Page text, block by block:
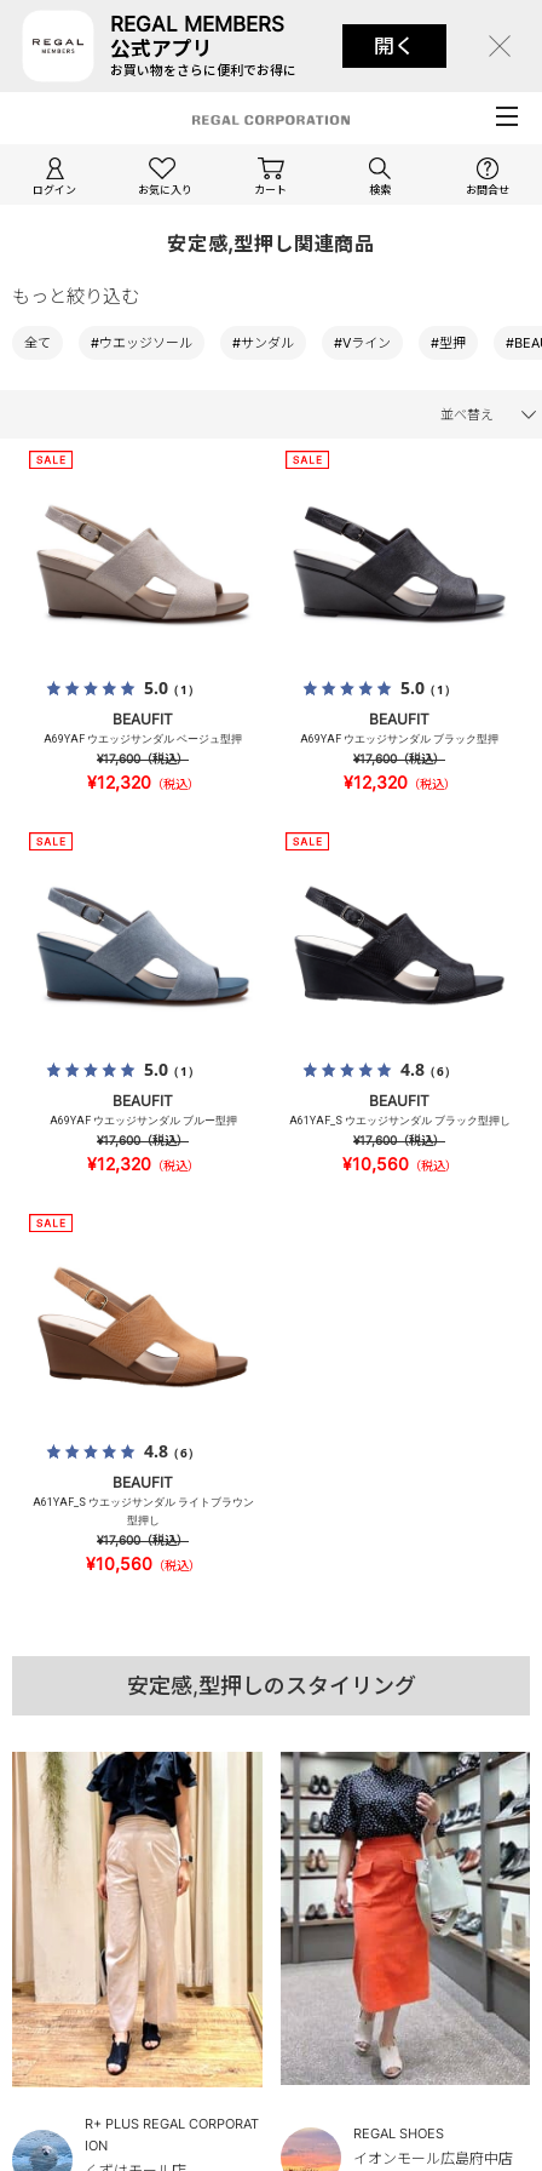
REGAL MEMBERS
公式アプリ
お買い物をさらに便利でお得に
開く
ログイン お気に入り カート 検索 お問合せ
安定感,型押し関連商品
もっと絞り込む
全て #ウエッジソール #サンダル #Vライン #型押
並べ替え
5.0（1）
BEAUFIT
A69YAF ウエッジサンダル ベージュ型押
¥17,600（税込）
¥12,320（税込）
5.0（1）
BEAUFIT
A69YAF ウエッジサンダル ブラック型押
¥17,600（税込）
¥12,320（税込）
5.0（1）
BEAUFIT
A69YAF ウエッジサンダル ブルー型押
¥17,600（税込）
¥12,320（税込）
4.8（6）
BEAUFIT
A61YAF_S ウエッジサンダル ブラック型押し
¥17,600（税込）
¥10,560（税込）
4.8（6）
BEAUFIT
A61YAF_S ウエッジサンダル ライトブラウン
型押し
¥17,600（税込）
¥10,560（税込）
安定感,型押しのスタイリング
R+ PLUS REGAL CORPORAT
ION
REGAL SHOES
イオンモール広島府中店